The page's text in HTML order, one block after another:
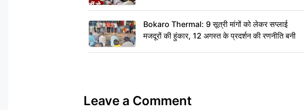
Bokaro Thermal: 9 सूत्री मांगों को लेकर सप्लाई
मजदूरों की हुंकार, 12 अगस्त के प्रदर्शन की रणनीति बनी
Leave a Comment